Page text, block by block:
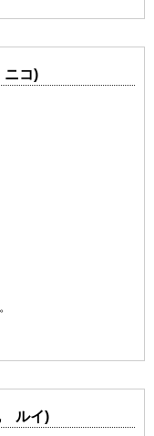
ニコ)
ルイ)